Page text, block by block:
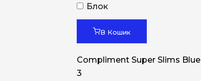
Блок
В Кошик
Compliment Super Slims Blue
3